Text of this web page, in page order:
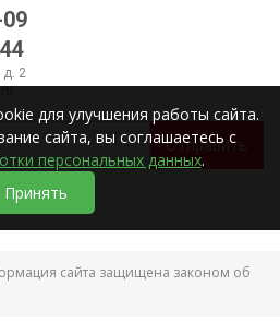
д. 2
Отправить
сайта защищена законом об
для улучшения работы сайта.
сайта, вы соглашаетесь с
персональных данных.
Принять